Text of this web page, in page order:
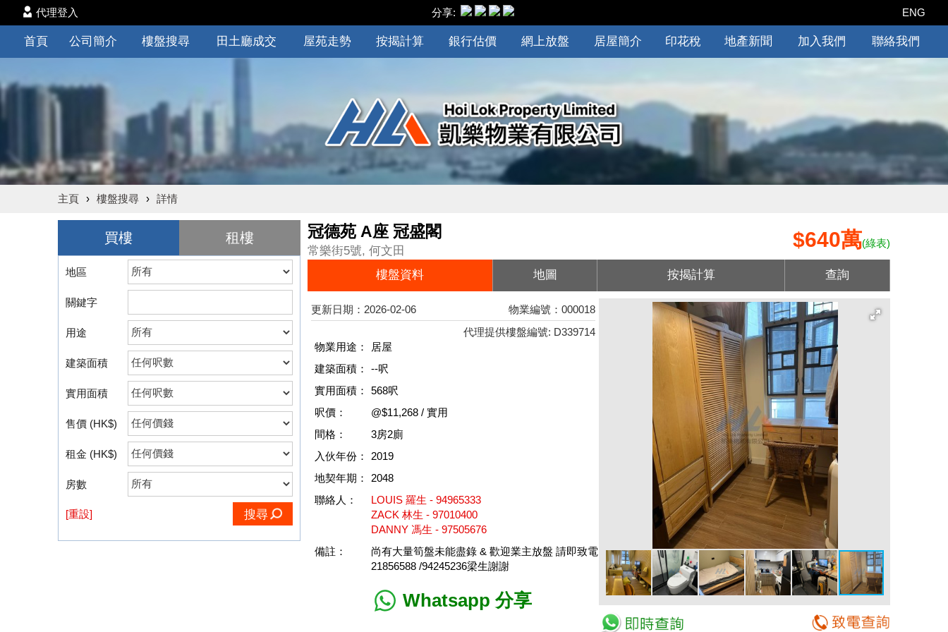
代理登入 分享: ENG
首頁 公司簡介 樓盤搜尋 田土廳成交 屋苑走勢 按揭計算 銀行估價 網上放盤 居屋簡介 印花稅 地產新聞 加入我們 聯絡我們
主頁 › 樓盤搜尋 › 詳情
買樓 租樓
地區
關鍵字
用途
建築面積
實用面積
售價 (HK$)
租金 (HK$)
房數
[重設] 搜尋
冠德苑 A座 冠盛閣
常樂街5號, 何文田 $640萬(綠表)
樓盤資料 地圖 按揭計算 查詢
更新日期：2026-02-06
物業編號：000018
代理提供樓盤編號: D339714
物業用途：
居屋
建築面積：
--呎
實用面積：
568呎
呎價：
@$11,268 / 實用
間格：
3房2廁
入伙年份：
2019
地契年期：
2048
聯絡人：
LOUIS 羅生 - 94965333
ZACK 林生 - 97010400
DANNY 馮生 - 97505676
備註：
尚有大量筍盤未能盡錄 & 歡迎業主放盤 請即致電
21856588 /94245236梁生謝謝
Whatsapp 分享